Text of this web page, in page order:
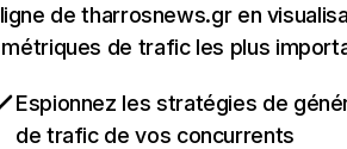
ligne de tharrosnews.gr en
métriques de trafic les plus
Espionnez les stratégies de
de trafic de vos concurrents